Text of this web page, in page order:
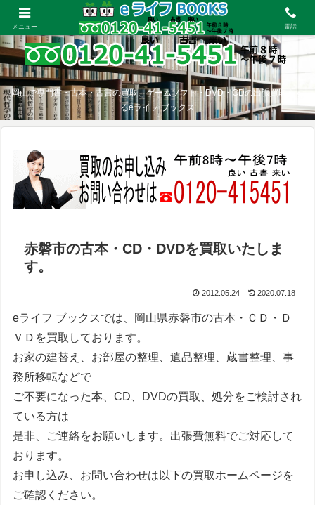
岡山で専門書・古本・古書の買取、ゲームソフト・DVD・CDの出張買取をす
るeライフ ブックス
赤磐市の古本・CD・DVDを買取いたしま
す。
2012.05.24 2020.07.18
eライフ ブックスでは、岡山県赤磐市の古本・ＣＤ・Ｄ
ＶＤを買取しております。
お家の建替え、お部屋の整理、遺品整理、蔵書整理、事
務所移転などで
ご不要になった本、CD、DVDの買取、処分をご検討され
ている方は
是非、ご連絡をお願いします。出張費無料でご対応して
おります。
お申し込み、お問い合わせは以下の買取ホームページを
ご確認ください。
メニュー 電話